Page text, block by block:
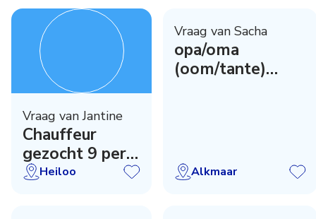
Vraag van Jantine
Chauffeur
gezocht 9 pers
busHeiloo
Vraag van Sacha
opa/oma
(oom/tante)
Alkmaar